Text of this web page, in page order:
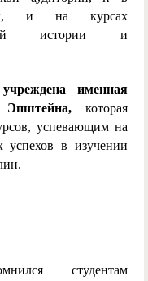
и на курсах
истории и
именная
которая
успевающим на
успехов в изучении
студентам